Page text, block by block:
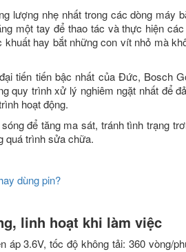
lượng nhẹ nhất trong các dòng máy
một tay để thao tác và thực hiện
hay bắt những con vít nhỏ mà
tiến tiến bậc nhất của Đức, Bosch
quy trình xử lý nghiêm ngặt nhất để
hoạt động.
để tăng ma sát, tránh tình trạng
quá trình sửa chữa.
dùng pin?
linh hoạt khi làm việc
áp 3.6V, tốc độ không tải: 360 vòng/